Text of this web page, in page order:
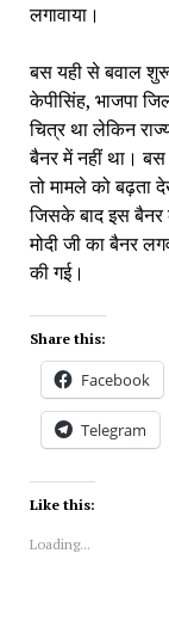
लगावाया।
बस यही से बवाल
केपीसिंह, भाजपा
चित्र था लेकिन
बैनर में नहीं था। बस
तो मामले को बढ़ता
जिसके बाद इस बैनर
मोदी जी का बैनर
की गई।
Share this:
Facebook
Telegram
Like this:
Loading...